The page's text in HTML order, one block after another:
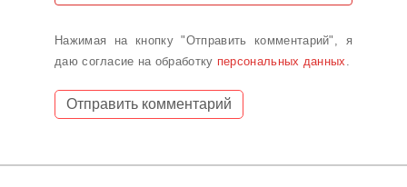
Нажимая на кнопку "Отправить комментарий", я
даю согласие на обработку персональных данных .